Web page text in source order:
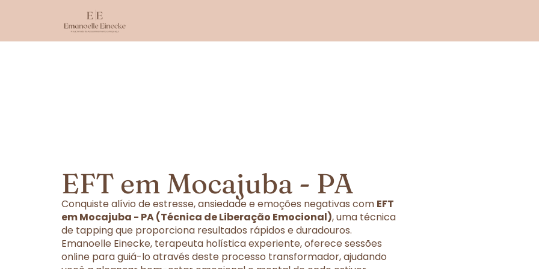
EFT em Mocajuba - PA
Conquiste alívio de estresse, ansiedade e emoções negativas com EFT
em Mocajuba - PA (Técnica de Liberação Emocional), uma técnica
de tapping que proporciona resultados rápidos e duradouros.
Emanoelle Einecke, terapeuta holística experiente, oferece sessões
online para guiá-lo através deste processo transformador, ajudando